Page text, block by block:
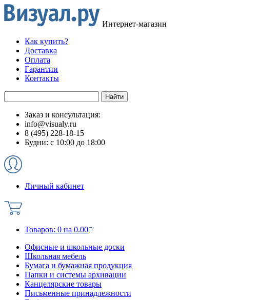
Интернет-магазин
Как купить?
Доставка
Оплата
Гарантии
Контакты
Заказ и консультация:
info@visualy.ru
8 (495) 228-18-15
Будни: с 10:00 до 18:00
Личный кабинет
Товаров: 0 на 0.00
Офисные и школьные доски
Школьная мебель
Бумага и бумажная продукция
Папки и системы архивации
Канцелярские товары
Письменные принадлежности